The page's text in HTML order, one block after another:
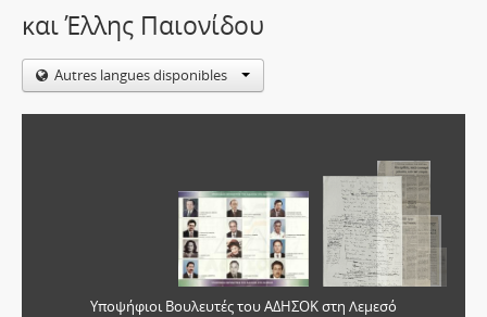
και Έλλης Παιονίδου
Autres langues disponibles
Υποψήφιοι Βουλευτές του ΑΔΗΣΟΚ στη Λεμεσό